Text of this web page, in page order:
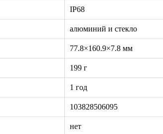
IP68
алюминий и стекло
77.8×160.9×7.8 мм
199 г
1 год
103828506095
нет